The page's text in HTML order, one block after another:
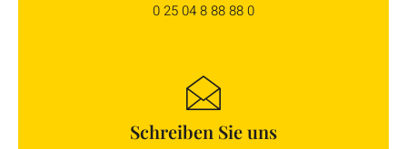
0 25 04 8 88 88 0
Schreiben Sie uns